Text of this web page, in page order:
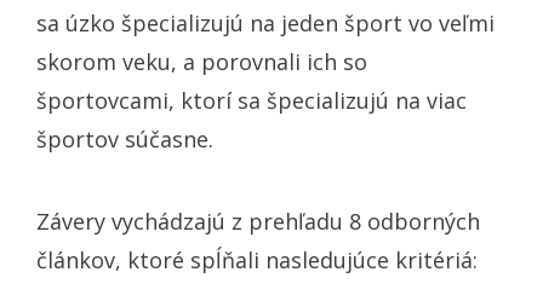
sa úzko špecializujú na jeden šport vo veľmi
skorom veku, a porovnali ich so
športovcami, ktorí sa špecializujú na viac
športov súčasne.
Závery vychádzajú z prehľadu 8 odborných
článkov, ktoré spĺňali nasledujúce kritériá: